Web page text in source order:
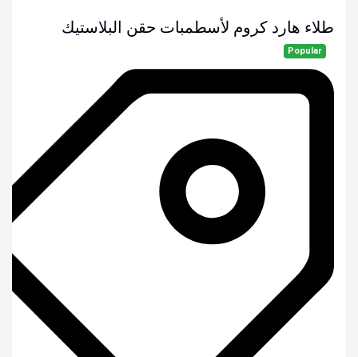
طلاء هارد كروم لأسطمبات حقن البلاستيك
Popular